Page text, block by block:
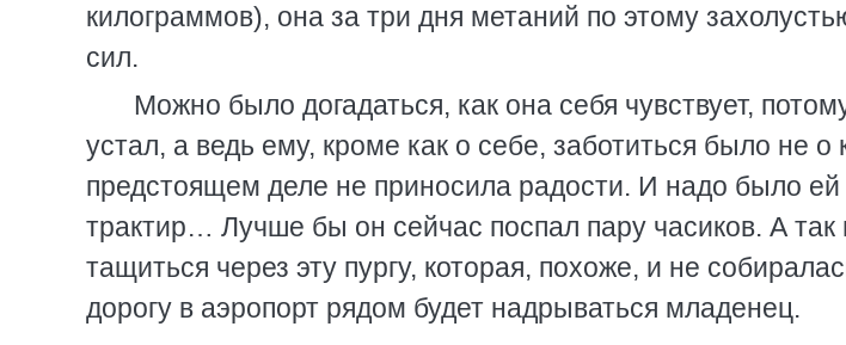
килограммов), она за три дня метаний по этому
сил.
Можно было догадаться, как она себя чувствует,
устал, а ведь ему, кроме как о себе, заботиться было не
предстоящем деле не приносила радости. И надо было ей
трактир… Лучше бы он сейчас поспал пару часиков. А
тащиться через эту пургу, которая, похоже, и не
дорогу в аэропорт рядом будет надрываться младенец.